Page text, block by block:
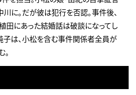
川に。だが彼は犯行を否認。事件後、
田にあった結婚話は破談になってし
子は、小松を含む事件関係者全員が